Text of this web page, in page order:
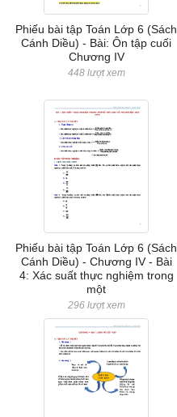
Phiếu bài tập Toán Lớp 6 (Sách
Cánh Diều) - Bài: Ôn tập cuối
Chương IV
448 lượt xem
Phiếu bài tập Toán Lớp 6 (Sách
Cánh Diều) - Chương IV - Bài
4: Xác suất thực nghiệm trong
một
296 lượt xem